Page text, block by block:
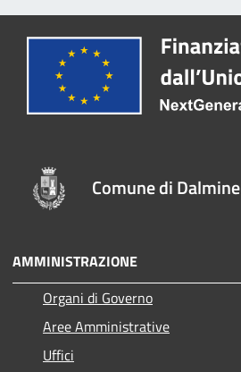
Comune di Dalmine
AMMINISTRAZIONE
Organi di Governo
Aree Amministrative
Uffici